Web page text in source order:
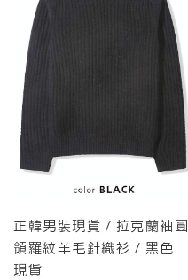
正韓男裝現貨 / 拉克蘭袖圓
領羅紋羊毛針織衫 / 黑色
現貨